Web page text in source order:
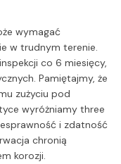
wymagać
w trudnym terenie.
co 6 miesięcy,
Pamiętajmy, że
zużyciu pod
wyróżniamy three
i zdatność
chronią
korozji.